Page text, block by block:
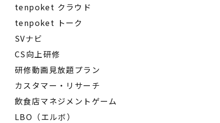
tenpoket クラウド
tenpoket トーク
SVナビ
CS向上研修
研修動画見放題プラン
カスタマー・リサーチ
飲食店マネジメントゲーム
LBO（エルボ）